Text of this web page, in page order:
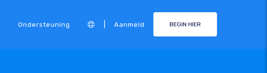
Ondersteuning Aanmeld BEGIN HIER